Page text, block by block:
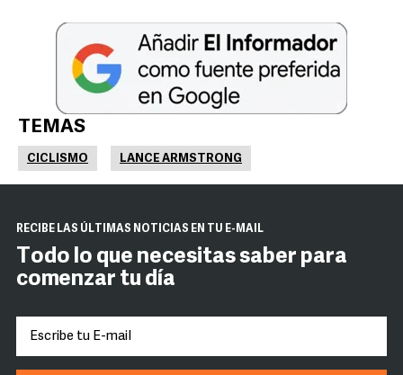
TEMAS
CICLISMO LANCE ARMSTRONG
RECIBE LAS ÚLTIMAS NOTICIAS EN TU E-MAIL
Todo lo que necesitas saber para
comenzar tu día